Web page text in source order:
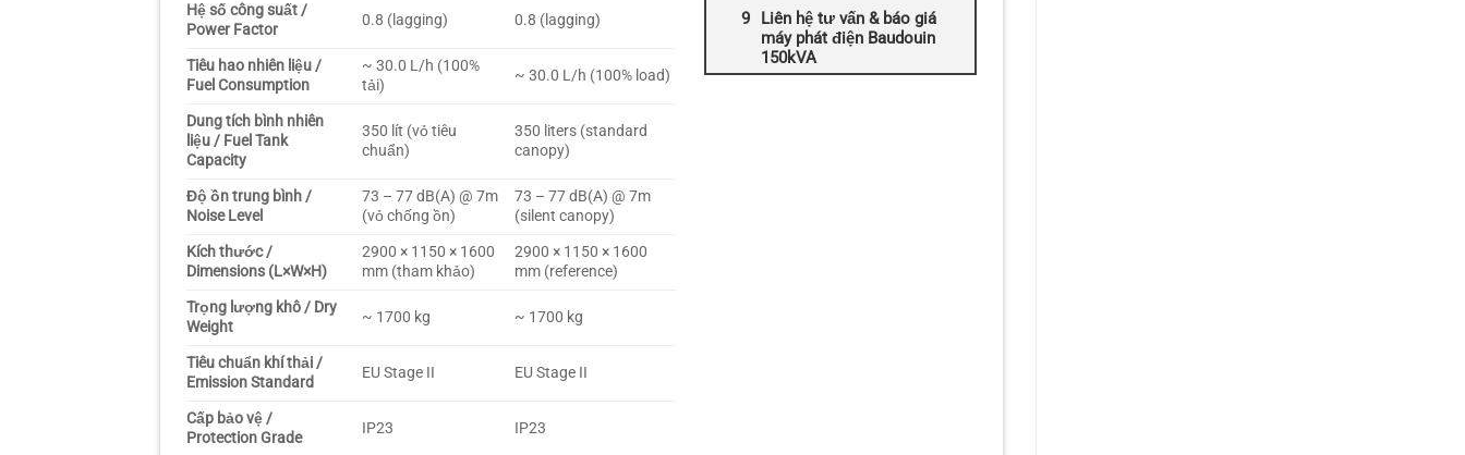
Liên hệ tư vấn & báo giá
máy phát điện Baudouin
150kVA
Hệ số công suất /
Power Factor
0.8 (lagging) 0.8 (lagging)
Tiêu hao nhiên liệu /
Fuel Consumption
~ 30.0 L/h (100%
tải)
~ 30.0 L/h (100% load)
Dung tích bình nhiên
liệu / Fuel Tank
Capacity
350 lít (vỏ tiêu
chuẩn)
350 liters (standard
canopy)
Độ ồn trung bình /
Noise Level
73 – 77 dB(A) @ 7m
(vỏ chống ồn)
73 – 77 dB(A) @ 7m
(silent canopy)
Kích thước /
Dimensions (L×W×H)
2900 × 1150 × 1600
mm (tham khảo)
2900 × 1150 × 1600
mm (reference)
Trọng lượng khô / Dry
Weight
~ 1700 kg ~ 1700 kg
Tiêu chuẩn khí thải /
Emission Standard
EU Stage II EU Stage II
Cấp bảo vệ /
Protection Grade
IP23 IP23